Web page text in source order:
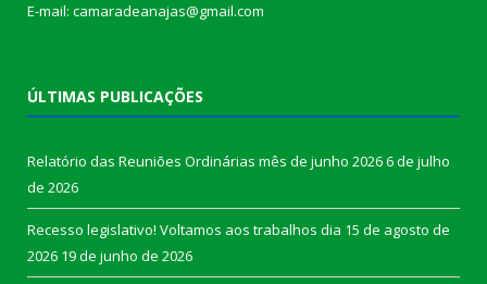
E-mail: camaradeanajas@gmail.com
ÚLTIMAS PUBLICAÇÕES
Relatório das Reuniões Ordinárias mês de junho 20266 de julho
de 2026
Recesso legislativo! Voltamos aos trabalhos dia 15 de agosto de
2026 19 de junho de 2026